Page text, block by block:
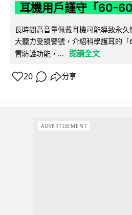
耳機用戶謹守「60-
長時間高音量佩戴耳機可能導致永
大聽力受損警號，介紹科學護耳的
置防護功能，...
閱讀全文
20 分享
ADVERTISEMENT